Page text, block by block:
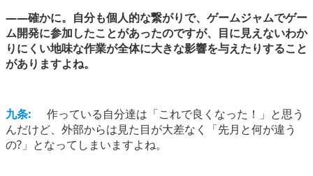
――確かに。自分も個人的な繋がりで、ゲームジャムでゲー
ム開発に参加したことがあったのですが、目に見えないわか
りにくい地味な作業が全体に大きな影響を与えたりすること
がありますよね。
九条:
作っている自分達は「これで良くなった！」と思う
んだけど、外部からは見た目が大差なく「先月と何が違う
の?」となってしまいますよね。